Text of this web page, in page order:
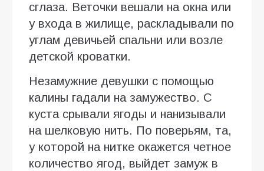
сглаза. Веточки вешали на окна или
у входа в жилище, раскладывали по
углам девичьей спальни или возле
детской кроватки.
Незамужние девушки с помощью
калины гадали на замужество. С
куста срывали ягоды и нанизывали
на шелковую нить. По поверьям, та,
у которой на нитке окажется четное
количество ягод, выйдет замуж в